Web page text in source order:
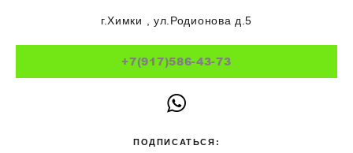
г.Химки , ул.Родионова д.5
+7(917)586-43-73
ПОДПИСАТЬСЯ: